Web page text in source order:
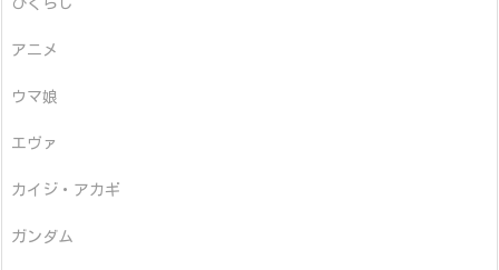
ひぐらし
アニメ
ウマ娘
エヴァ
カイジ・アカギ
ガンダム